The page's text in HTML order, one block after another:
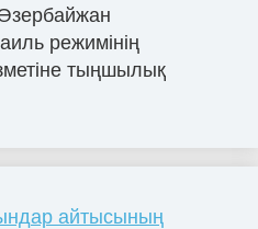
режимінің
тыңшылық
айтысының